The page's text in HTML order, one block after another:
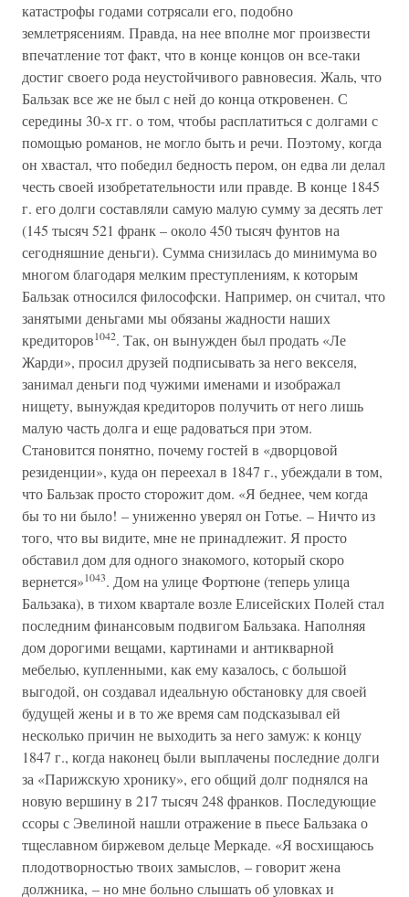
катастрофы годами сотрясали его, подобно
землетрясениям. Правда, на нее вполне мог произвести
впечатление тот факт, что в конце концов он все-таки
достиг своего рода неустойчивого равновесия. Жаль, что
Бальзак все же не был с ней до конца откровенен. С
середины 30-х гг. о том, чтобы расплатиться с долгами с
помощью романов, не могло быть и речи. Поэтому, когда
он хвастал, что победил бедность пером, он едва ли делал
честь своей изобретательности или правде. В конце 1845
г. его долги составляли самую малую сумму за десять лет
(145 тысяч 521 франк – около 450 тысяч фунтов на
сегодняшние деньги). Сумма снизилась до минимума во
многом благодаря мелким преступлениям, к которым
Бальзак относился философски. Например, он считал, что
занятыми деньгами мы обязаны жадности наших
кредиторов1042. Так, он вынужден был продать «Ле
Жарди», просил друзей подписывать за него векселя,
занимал деньги под чужими именами и изображал
нищету, вынуждая кредиторов получить от него лишь
малую часть долга и еще радоваться при этом.
Становится понятно, почему гостей в «дворцовой
резиденции», куда он переехал в 1847 г., убеждали в том,
что Бальзак просто сторожит дом. «Я беднее, чем когда
бы то ни было! – униженно уверял он Готье. – Ничто из
того, что вы видите, мне не принадлежит. Я просто
обставил дом для одного знакомого, который скоро
вернется»1043. Дом на улице Фортюне (теперь улица
Бальзака), в тихом квартале возле Елисейских Полей стал
последним финансовым подвигом Бальзака. Наполняя
дом дорогими вещами, картинами и антикварной
мебелью, купленными, как ему казалось, с большой
выгодой, он создавал идеальную обстановку для своей
будущей жены и в то же время сам подсказывал ей
несколько причин не выходить за него замуж: к концу
1847 г., когда наконец были выплачены последние долги
за «Парижскую хронику», его общий долг поднялся на
новую вершину в 217 тысяч 248 франков. Последующие
ссоры с Эвелиной нашли отражение в пьесе Бальзака о
тщеславном биржевом дельце Меркаде. «Я восхищаюсь
плодотворностью твоих замыслов, – говорит жена
должника, – но мне больно слышать об уловках и